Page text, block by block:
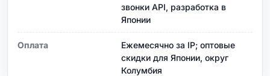
звонки API, разработка в
Японии
Оплата
Ежемесячно за IP; оптовые
скидки для Японии, округ
Колумбия